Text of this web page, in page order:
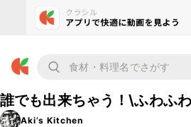
誰でも出来ちゃう！\ふわふ
Aki’s Kitchen